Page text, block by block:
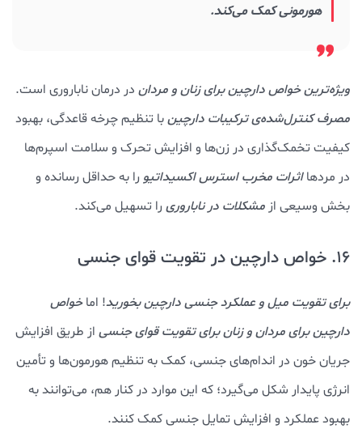
هورمونی کمک می‌کند.
ویژه‌ترین خواص دارچین برای زنان و مردان در درمان ناباروری است.
مصرف کنترل‌شده‌ی ترکیبات دارچینبا تنظیم چرخه قاعدگی، بهبود
کیفیت تخمک‌گذاری در زن‌ها و افزایش تحرک و سلامت اسپرم‌ها
در مردهااثرات مخرب استرس اکسیداتیو را به حداقل رسانده و
بخش وسیعی از مشکلات در ناباروری را تسهیل می‌کند.
16. خواص دارچین در تقویت قوای جنسی
برای تقویت میل و عملکرد جنسی دارچین بخورید! اماخواص
دارچین برای مردان و زنان برای تقویت قوای جنسی از طریق افزایش
جریان خون در اندام‌های جنسی، کمک به تنظیم هورمون‌ها و تأمین
انرژی پایدار شکل می‌گیرد؛ که این موارد در کنار هم، می‌توانند به
بهبود عملکرد و افزایش تمایل جنسی کمک کنند.